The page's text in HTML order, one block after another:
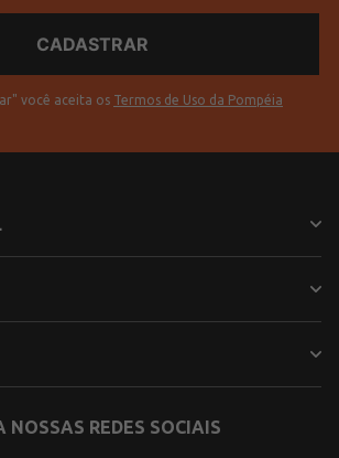
você aceita os Termos de Uso da Pompéia
NOSSAS REDES SOCIAIS